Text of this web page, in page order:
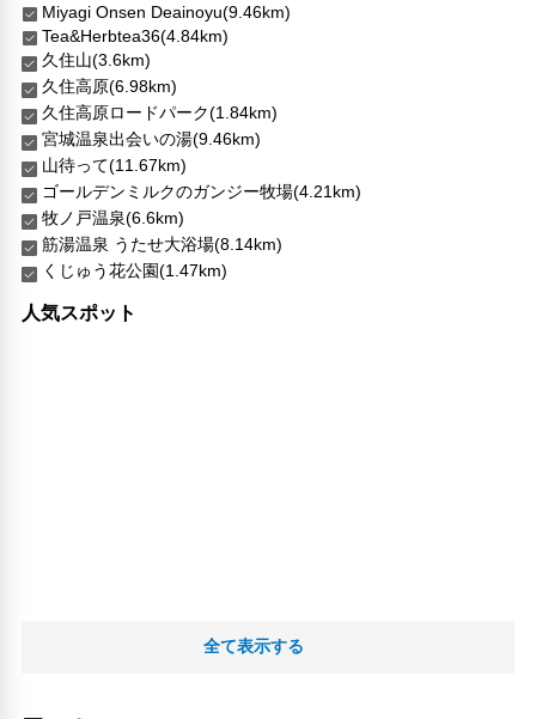
Miyagi Onsen Deainoyu(9.46km)
Tea&Herbtea36(4.84km)
久住山(3.6km)
久住高原(6.98km)
久住高原ロードパーク(1.84km)
宮城温泉出会いの湯(9.46km)
山待って(11.67km)
ゴールデンミルクのガンジー牧場(4.21km)
牧ノ戸温泉(6.6km)
筋湯温泉 うたせ大浴場(8.14km)
くじゅう花公園(1.47km)
人気スポット
全て表示する